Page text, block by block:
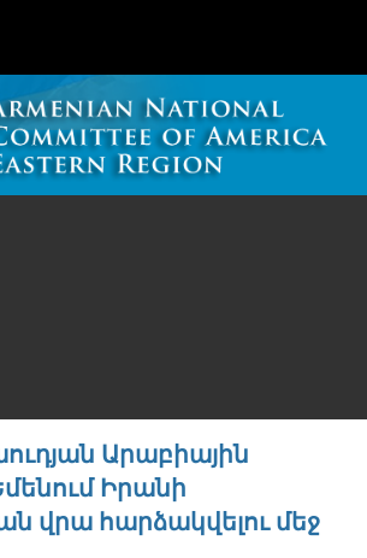
Արաբիային
Իրանի
վրա հարձակվելու մեջ